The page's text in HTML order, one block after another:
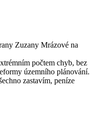
Zuzany Mrázové na
počtem chyb, bez
územního plánování.
zastavím, peníze